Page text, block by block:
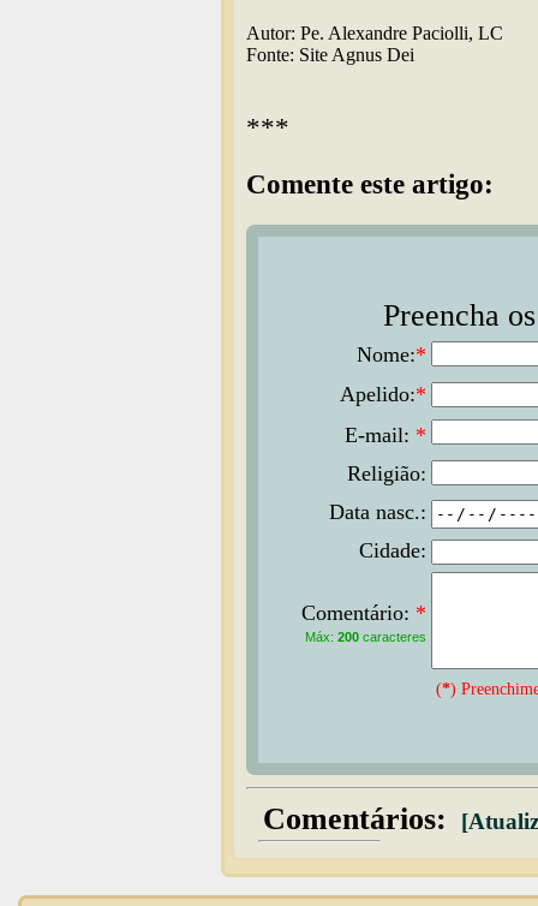
Autor: Pe. Alexandre Paciolli, LC
Fonte: Site Agnus Dei
***
Comente este artigo:
Preencha
Nome:*
Apelido:*
E-mail: *
Religião:
Data nasc.:
Cidade:
Comentário: *
Máx: 200 caracteres
(*)
Comentários: